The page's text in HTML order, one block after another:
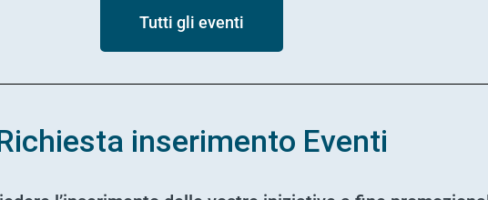
Tutti gli eventi
inserimento Eventi